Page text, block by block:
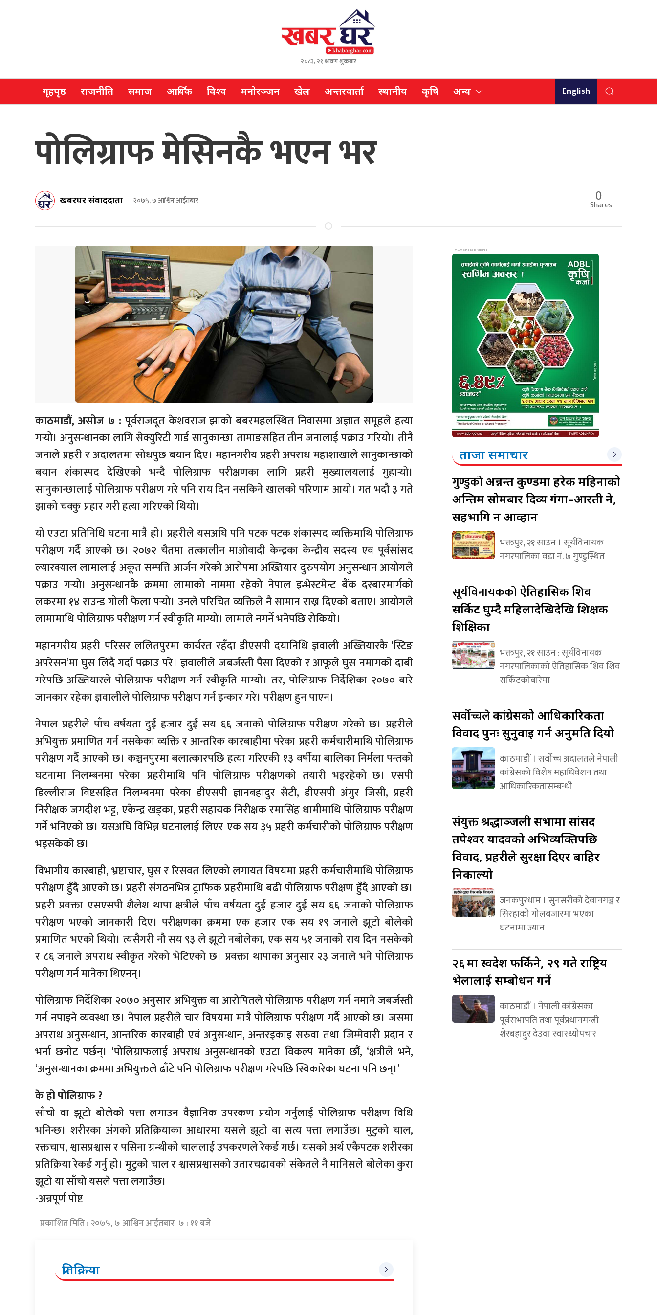
२०८३, २१ श्रावण शुक्रबार
गृहपृष्ठ राजनीति समाज आर्थिक विश्व मनोरञ्जन खेल अन्तरवार्ता स्थानीय कृषि अन्य English
पोलिग्राफ मेसिनकै भएन भर
खबरघर संवाददाता २०७५, ७ आश्विन आईतबार 0
Shares
काठमाडौं, असोज ७ : पूर्वराजदूत केशवराज झाको बबरमहलस्थित निवासमा अज्ञात समूहले हत्या
गर्‍यो। अनुसन्धानका लागि सेक्युरिटी गार्ड सानुकान्छा तामाङसहित तीन जनालाई पक्राउ गरियो। तीनै
जनाले प्रहरी र अदालतमा सोधपुछ बयान दिए। महानगरीय प्रहरी अपराध महाशाखाले सानुकान्छाको
बयान शंकास्पद देखिएको भन्दै पोलिग्राफ परीक्षणका लागि प्रहरी मुख्यालयलाई गुहार्‍यो।
सानुकान्छालाई पोलिग्राफ परीक्षण गरे पनि राय दिन नसकिने खालको परिणाम आयो। गत भदौ ३ गते
झाको चक्कु प्रहार गरी हत्या गरिएको थियो।
यो एउटा प्रतिनिधि घटना मात्रै हो। प्रहरीले यसअघि पनि पटक पटक शंकास्पद व्यक्तिमाथि पोलिग्राफ
परीक्षण गर्दै आएको छ। २०७२ चैतमा तत्कालीन माओवादी केन्द्रका केन्द्रीय सदस्य एवं पूर्वसांसद
ल्यारक्याल लामालाई अकूत सम्पत्ति आर्जन गरेको आरोपमा अख्तियार दुरुपयोग अनुसन्धान आयोगले
पक्राउ गर्‍यो। अनुसन्धानकै क्रममा लामाको नाममा रहेको नेपाल इन्भेस्टमेन्ट बैंक दरबारमार्गको
लकरमा १४ राउन्ड गोली फेला पर्‍यो। उनले परिचित व्यक्तिले नै सामान राख्न दिएको बताए। आयोगले
लामामाथि पोलिग्राफ परीक्षण गर्न स्वीकृति माग्यो। लामाले नगर्ने भनेपछि रोकियो।
महानगरीय प्रहरी परिसर ललितपुरमा कार्यरत रहँदा डीएसपी दयानिधि ज्ञवाली अख्तियारकै ‘स्टिङ
अपरेसन’मा घुस लिँदै गर्दा पक्राउ परे। ज्ञवालीले जबर्जस्ती पैसा दिएको र आफूले घुस नमागको दाबी
गरेपछि अख्तियारले पोलिग्राफ परीक्षण गर्न स्वीकृति माग्यो। तर, पोलिग्राफ निर्देशिका २०७० बारे
जानकार रहेका ज्ञवालीले पोलिग्राफ परीक्षण गर्न इन्कार गरे। परीक्षण हुन पाएन।
नेपाल प्रहरीले पाँच वर्षयता दुई हजार दुई सय ६६ जनाको पोलिग्राफ परीक्षण गरेको छ। प्रहरीले
अभियुक्त प्रमाणित गर्न नसकेका व्यक्ति र आन्तरिक कारबाहीमा परेका प्रहरी कर्मचारीमाथि पोलिग्राफ
परीक्षण गर्दै आएको छ। कञ्चनपुरमा बलात्कारपछि हत्या गरिएकी १३ वर्षीया बालिका निर्मला पन्तको
घटनामा निलम्बनमा परेका प्रहरीमाथि पनि पोलिग्राफ परीक्षणको तयारी भइरहेको छ। एसपी
डिल्लीराज विष्टसहित निलम्बनमा परेका डीएसपी ज्ञानबहादुर सेटी, डीएसपी अंगुर जिसी, प्रहरी
निरीक्षक जगदीश भट्ट, एकेन्द्र खड्का, प्रहरी सहायक निरीक्षक रमासिंह धामीमाथि पोलिग्राफ परीक्षण
गर्ने भनिएको छ। यसअघि विभिन्न घटनालाई लिएर एक सय ३५ प्रहरी कर्मचारीको पोलिग्राफ परीक्षण
भइसकेको छ।
विभागीय कारबाही, भ्रष्टाचार, घुस र रिसवत लिएको लगायत विषयमा प्रहरी कर्मचारीमाथि पोलिग्राफ
परीक्षण हुँदै आएको छ। प्रहरी संगठनभित्र ट्राफिक प्रहरीमाथि बढी पोलिग्राफ परीक्षण हुँदै आएको छ।
प्रहरी प्रवक्ता एसएसपी शैलेश थापा क्षत्रीले पाँच वर्षयता दुई हजार दुई सय ६६ जनाको पोलिग्राफ
परीक्षण भएको जानकारी दिए। परीक्षणका क्रममा एक हजार एक सय १९ जनाले झूटो बोलेको
प्रमाणित भएको थियो। त्यसैगरी नौ सय ९३ ले झूटो नबोलेका, एक सय ५१ जनाको राय दिन नसकेको
र ८६ जनाले अपराध स्वीकृत गरेको भेटिएको छ। प्रवक्ता थापाका अनुसार २३ जनाले भने पोलिग्राफ
परीक्षण गर्न मानेका थिएनन्।
पोलिग्राफ निर्देशिका २०७० अनुसार अभियुक्त वा आरोपितले पोलिग्राफ परीक्षण गर्न नमाने जबर्जस्ती
गर्न नपाइने व्यवस्था छ। नेपाल प्रहरीले चार विषयमा मात्रै पोलिग्राफ परीक्षण गर्दै आएको छ। जसमा
अपराध अनुसन्धान, आन्तरिक कारबाही एवं अनुसन्धान, अन्तरइकाइ सरुवा तथा जिम्मेवारी प्रदान र
भर्ना छनोट पर्छन्। ‘पोलिग्राफलाई अपराध अनुसन्धानको एउटा विकल्प मानेका छौं, ‘क्षत्रीले भने,
‘अनुसन्धानका क्रममा अभियुक्तले ढाँटे पनि पोलिग्राफ परीक्षण गरेपछि स्विकारेका घटना पनि छन्।’
के हो पोलिग्राफ ?
साँचो वा झूटो बोलेको पत्ता लगाउन वैज्ञानिक उपरकण प्रयोग गर्नुलाई पोलिग्राफ परीक्षण विधि
भनिन्छ। शरीरका अंगको प्रतिक्रियाका आधारमा यसले झूटो वा सत्य पत्ता लगाउँछ। मुटुको चाल,
रक्तचाप, श्वासप्रश्वास र पसिना ग्रन्थीको चाललाई उपकरणले रेकर्ड गर्छ। यसको अर्थ एकैपटक शरीरका
प्रतिक्रिया रेकर्ड गर्नु हो। मुटुको चाल र श्वासप्रश्वासको उतारचढावको संकेतले नै मानिसले बोलेका कुरा
झूटो या साँचो यसले पत्ता लगाउँछ।
-अन्नपूर्ण पोष्ट
प्रकाशित मिति : २०७५, ७ आश्विन आईतबार ७ : ११ बजे
प्रतिक्रिया
ताजा समाचार
गुण्डुकोअन्नन्त कुण्डमा हरेक महिनाको
अन्तिम सोमबार दिव्य गंगा–आरती हुने,
सहभागि हुन आव्हान
भक्तपुर, २१ साउन । सूर्यविनायक
नगरपालिका वडा नं. ७ गुण्डुस्थित
सूर्यविनायककोऐतिहासिक शिव
सर्किट घुम्दै महिलादेखिदेखि शिक्षक
शिक्षिका
भक्तपुर, २१ साउन : सूर्यविनायक
नगरपालिकाको ऐतिहासिक शिव शिव
सर्किटकोबारेमा
सर्वोच्चलेकांग्रेसको आधिकारिकता
विवाद पुनः सुनुवाइ गर्न अनुमति दियो
काठमाडौं । सर्वोच्च अदालतले नेपाली
कांग्रेसको विशेष महाधिवेशन तथा
आधिकारिकतासम्बन्धी
संयुक्तश्रद्धाञ्जली सभामा सांसद
तपेश्वर यादवको अभिव्यक्तिपछि
विवाद, प्रहरीले सुरक्षा दिएर बाहिर
निकाल्यो
जनकपुरधाम । सुनसरीको देवानगञ्ज र
सिरहाको गोलबजारमा भएका
घटनामा ज्यान
२६मा स्वदेश फर्किने, २९ गते राष्ट्रिय
भेलालाई सम्बोधन गर्ने
काठमाडौं । नेपाली कांग्रेसका
पूर्वसभापति तथा पूर्वप्रधानमन्त्री
शेरबहादुर देउवा स्वास्थ्योपचार